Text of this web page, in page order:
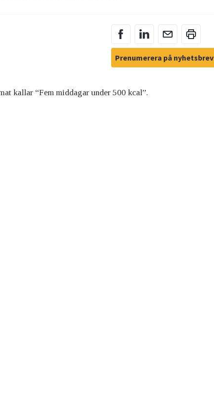
Prenumerera på nyhetsbrev
kallar “Fem middagar under 500 kcal”.